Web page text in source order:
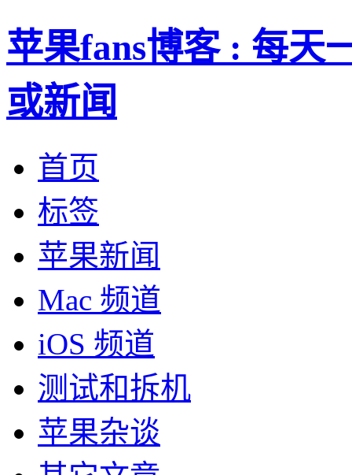
苹果fans博客 : 每天
或新闻
首页
标签
苹果新闻
Mac 频道
iOS 频道
测试和拆机
苹果杂谈